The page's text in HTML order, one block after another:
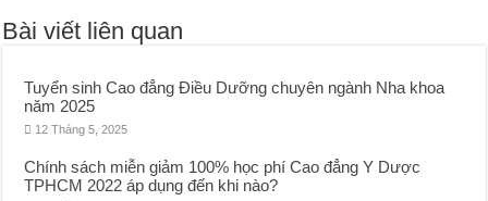
Bài viết liên quan
Tuyển sinh Cao đẳng Điều Dưỡng chuyên ngành Nha khoa
năm 2025
12 Tháng 5, 2025
Chính sách miễn giảm 100% học phí Cao đẳng Y Dược
TPHCM 2022 áp dụng đến khi nào?